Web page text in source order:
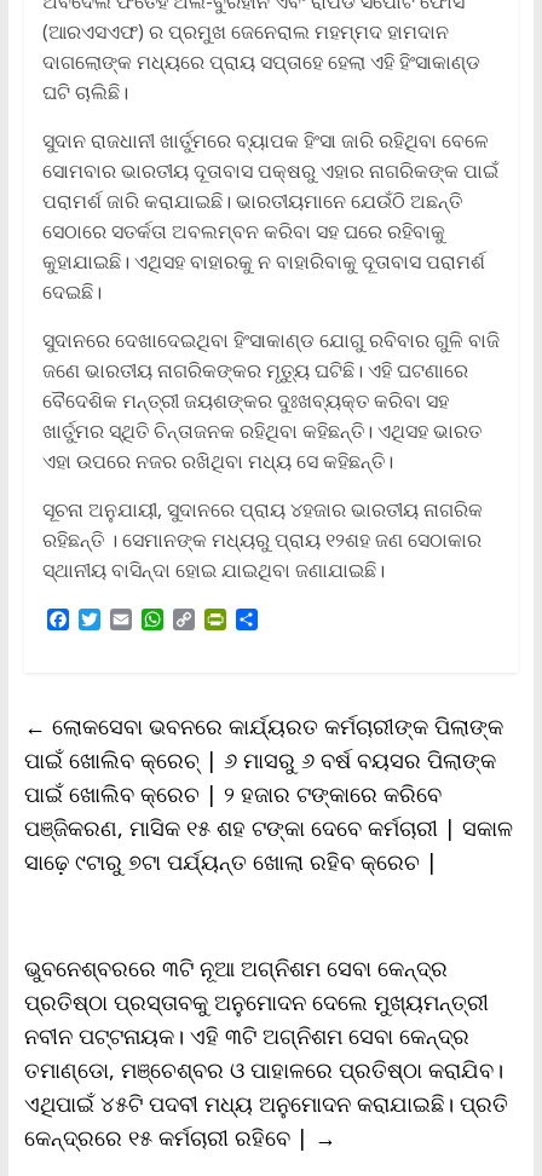
(ଆରଏସଏଫ) ର ପ୍ରମୁଖ ଜେନେରାଲ ମହମ୍ମଦ ହାମଦାନ
ଦାଗଲୋଙ୍କ ମଧ୍ୟରେ ପ୍ରାୟ ସପ୍ତାହେ ହେଲା ଏହି ହିଂସାକାଣ୍ଡ
ଘଟି ଚାଲିଛି।
ସୁଦାନ ରାଜଧାନୀ ଖାର୍ତୁମରେ ବ୍ୟାପକ ହିଂସା ଜାରି ରହିଥିବା ବେଳେ
ସୋମବାର ଭାରତୀୟ ଦୂତାବାସ ପକ୍ଷରୁ ଏହାର ନାଗରିକଙ୍କ ପାଇଁ
ପରାମର୍ଶ ଜାରି କରାଯାଇଛି। ଭାରତୀୟମାନେ ଯେଉଁଠି ଅଛନ୍ତି
ସେଠାରେ ସତର୍କତା ଅବଲମ୍ବନ କରିବା ସହ ଘରେ ରହିବାକୁ
କୁହାଯାଇଛି। ଏଥିସହ ବାହାରକୁ ନ ବାହାରିବାକୁ ଦୂତାବାସ ପରାମର୍ଶ
ଦେଇଛି।
ସୁଦାନରେ ଦେଖାଦେଇଥିବା ହିଂସାକାଣ୍ଡ ଯୋଗୁ ରବିବାର ଗୁଳି ବାଜି
ଜଣେ ଭାରତୀୟ ନାଗରିକଙ୍କର ମୃତ୍ୟୁ ଘଟିଛି। ଏହି ଘଟଣାରେ
ବୈଦେଶିକ ମନ୍ତ୍ରୀ ଜୟଶଙ୍କର ଦୁଃଖବ୍ୟକ୍ତ କରିବା ସହ
ଖାର୍ତୁମର ସ୍ଥିତି ଚିନ୍ତାଜନକ ରହିଥିବା କହିଛନ୍ତି। ଏଥିସହ ଭାରତ
ଏହା ଉପରେ ନଜର ରଖିଥିବା ମଧ୍ୟ ସେ କହିଛନ୍ତି।
ସୂଚନା ଅନୁଯାୟୀ, ସୁଦାନରେ ପ୍ରାୟ ୪ହଜାର ଭାରତୀୟ ନାଗରିକ
ରହିଛନ୍ତି । ସେମାନଙ୍କ ମଧ୍ୟରୁ ପ୍ରାୟ ୧୨ଶହ ଜଣ ସେଠାକାର
ସ୍ଥାନୀୟ ବାସିନ୍ଦା ହୋଇ ଯାଇଥିବା ଜଣାଯାଇଛି।
F
o
o
k
T
e
r
E
W
A
p
p
C
i
n
k
P
F
r
i
e
n
d
l
y
S
← ଲୋକସେବା ଭବନରେ କାର୍ଯ୍ୟରତ କର୍ମଚାରୀଙ୍କ ପିଲାଙ୍କ
ପାଇଁ ଖୋଲିବ କ୍ରେଚ୍ | ୬ ମାସରୁ ୬ ବର୍ଷ ବୟସର ପିଲାଙ୍କ
ପାଇଁ ଖୋଲିବ କ୍ରେଚ | ୨ ହଜାର ଟଙ୍କାରେ କରିବେ
ପଞ୍ଜିକରଣ, ମାସିକ ୧୫ ଶହ ଟଙ୍କା ଦେବେ କର୍ମଚାରୀ | ସକାଳ
ସାଢ଼େ ୯ଟାରୁ ୭ଟା ପର୍ଯ୍ୟନ୍ତ ଖୋଲା ରହିବ କ୍ରେଚ |
ଭୁବନେଶ୍ବରରେ ୩ଟି ନୂଆ ଅଗ୍ନିଶମ ସେବା କେନ୍ଦ୍ର
ପ୍ରତିଷ୍ଠା ପ୍ରସ୍ତାବକୁ ଅନୁମୋଦନ ଦେଲେ ମୁଖ୍ୟମନ୍ତ୍ରୀ
ନବୀନ ପଟ୍ଟନାୟକ। ଏହି ୩ଟି ଅଗ୍ନିଶମ ସେବା କେନ୍ଦ୍ର
ତମାଣ୍ଡୋ, ମଞ୍ଚେଶ୍ବର ଓ ପାହାଳରେ ପ୍ରତିଷ୍ଠା କରାଯିବ।
ଏଥିପାଇଁ ୪୫ଟି ପଦବୀ ମଧ୍ୟ ଅନୁମୋଦନ କରାଯାଇଛି। ପ୍ରତି
କେନ୍ଦ୍ରରେ ୧୫ କର୍ମଚାରୀ ରହିବେ | →